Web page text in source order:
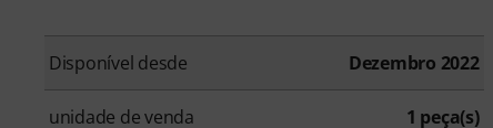
Disponível desde Dezembro 2022
unidade de venda 1 peça(s)